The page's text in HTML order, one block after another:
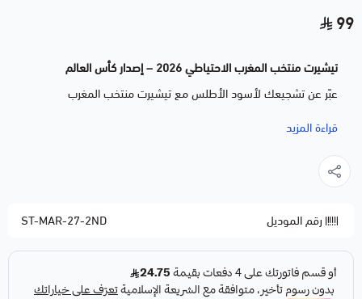
99
تيشيرت منتخب المغرب الاحتياطي 2026 – إصدار كأس العالم
عبّر عن تشجيعك لأسود الأطلس مع تيشيرت منتخب المغرب
الاحتياطي بتصميم مستوحى من القميص الاحتياطي للمنتخب الوطني
مريحة وقابلة للتهوية تمنحك إحساساً بالانتعاش أثناء المباريات أو
تصميم مميز بألوان منتخب المغرب الاحتياطية
خامة رياضية خفيفة تمتص العرق وتمنحك راحة طوال اليوم
قصّة مريحة تناسب مختلف المقاسات
قراءة المزيد
رقم الموديل ST-MAR-27-2ND